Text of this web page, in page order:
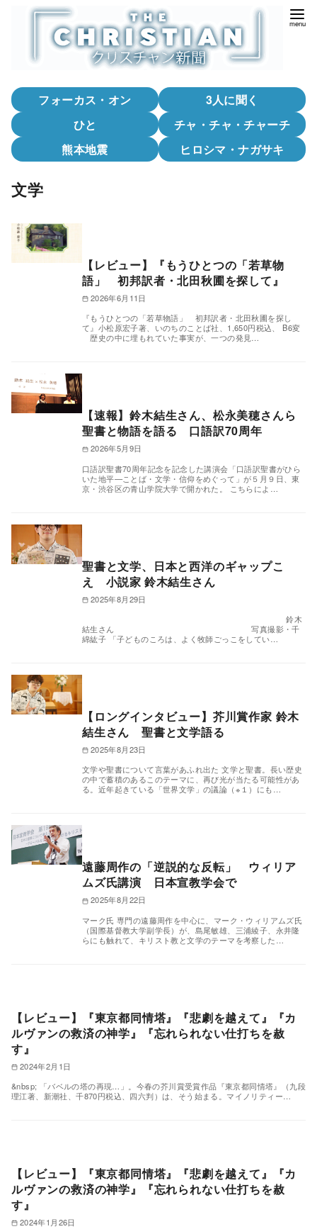
フォーカス・オン
3人に聞く
ひと
チャ・チャ・チャーチ
熊本地震
ヒロシマ・ナガサキ
文学
【レビュー】『もうひとつの「若草物
語」 初邦訳者・北田秋圃を探して』
2026年6月11日
『もうひとつの「若草物語」 初邦訳者・北田秋圃を探し
て』小松原宏子著、いのちのことば社、1,650円税込、 B6変
歴史の中に埋もれていた事実が、一つの発見…
【速報】鈴木結生さん、松永美穂さんら
聖書と物語を語る 口語訳70周年
2026年5月9日
口語訳聖書70周年記念を記念した講演会「口語訳聖書がひら
いた地平—ことば・文学・信仰をめぐって」が５月９日、東
京・渋谷区の青山学院大学で開かれた。 こちらによ…
聖書と文学、日本と西洋のギャップこ
え 小説家 鈴木結生さん
2025年8月29日
鈴木
結生さん 写真撮影・千
綿紘子 「子どものころは、よく牧師ごっこをしてい…
【ロングインタビュー】芥川賞作家 鈴木
結生さん 聖書と文学語る
2025年8月23日
文学や聖書について言葉があふれ出た 文学と聖書。長い歴史
の中で蓄積のあるこのテーマに、再び光が当たる可能性があ
る。近年起きている「世界文学」の議論（※１）にも…
遠藤周作の「逆説的な反転」 ウィリア
ムズ氏講演 日本宣教学会で
2025年8月22日
マーク氏 専門の遠藤周作を中心に、マーク・ウィリアムズ⽒
（国際基督教⼤学副学⻑）が、島尾敏雄、三浦綾子、永井隆
らにも触れて、キリスト教と文学のテーマを考察した…
【レビュー】『東京都同情塔』『悲劇を越えて』『カ
ルヴァンの救済の神学』『忘れられない仕打ちを赦
す』
2024年2月1日
&nbsp; 「バベルの塔の再現…」。今春の芥川賞受賞作品『東京都同情塔』（九段
理江著、新潮社、千870円税込、四六判）は、そう始まる。マイノリティー…
【レビュー】『東京都同情塔』『悲劇を越えて』『カ
ルヴァンの救済の神学』『忘れられない仕打ちを赦
す』
2024年1月26日